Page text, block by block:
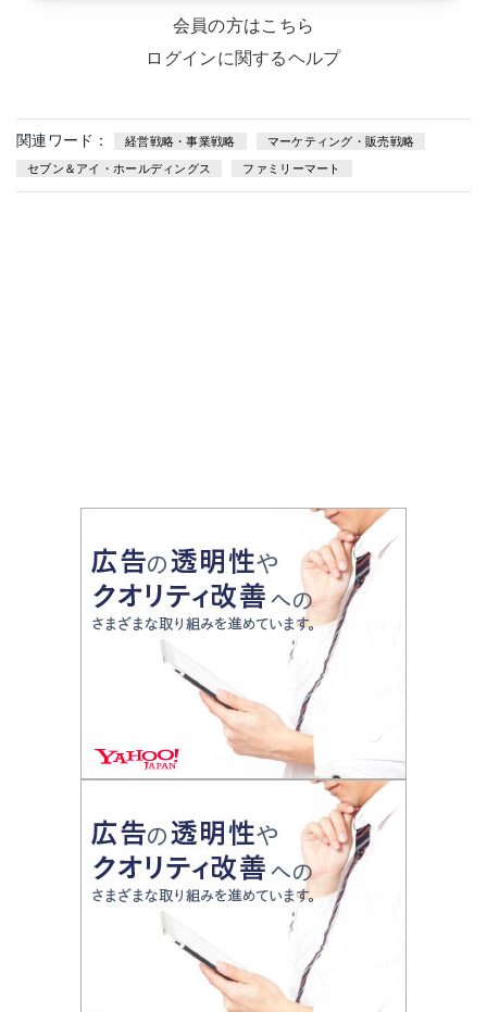
会員の方はこちら
ログインに関するヘルプ
関連ワード： 経営戦略・事業戦略 マーケティング・販売戦略
セブン＆アイ・ホールディングス ファミリーマート